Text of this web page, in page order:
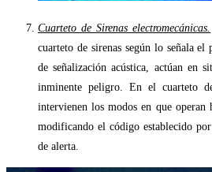
Cuarteto de Sirenas electromecánicas.
cuarteto de sirenas según lo señala
de señalización acústica, actúan en
inminente peligro. En el cuarteto
intervienen los modos en que operan
modificando el código establecido
de alerta.